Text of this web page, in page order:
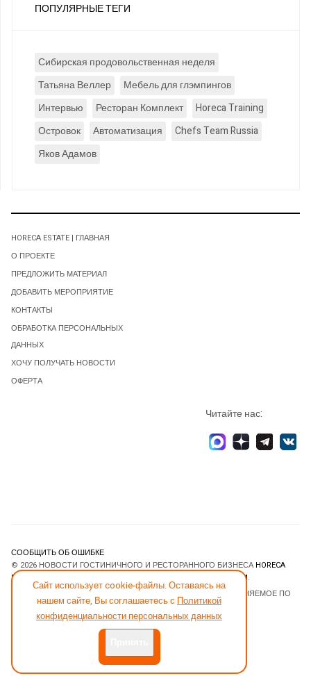
ПОПУЛЯРНЫЕ ТЕГИ
Сибирская продовольственная неделя
Татьяна Веллер
Мебель для глэмпингов
Интервью
Ресторан Комплект
Horeca Training
Островок
Автоматизация
Chefs Team Russia
Яков Адамов
Сайт использует cookie-файлы. Оставаясь на
нашем сайте, Вы соглашаетесь с Политикой
конфиденциальности персональных данных
HORECA ESTATE | ГЛАВНАЯ
О ПРОЕКТЕ
ПРЕДЛОЖИТЬ МАТЕРИАЛ
ДОБАВИТЬ МЕРОПРИЯТИЕ
КОНТАКТЫ
ОБРАБОТКА ПЕРСОНАЛЬНЫХ
ДАННЫХ
ХОЧУ ПОЛУЧАТЬ НОВОСТИ
ОФЕРТА
Читайте нас:
СООБЩИТЬ ОБ ОШИБКЕ
© 2026 НОВОСТИ ГОСТИНИЧНОГО И РЕСТОРАННОГО БИЗНЕСА HORECA
ESTATE
JOOMLART.COM.
- ПРОГРАММНОЕ ОБЕСПЕЧЕНИЕ, РАСПРОСТРАНЯЕМОЕ ПО
ЛИЦЕНЗИИGNU GENERAL PUBLIC LICENSE.